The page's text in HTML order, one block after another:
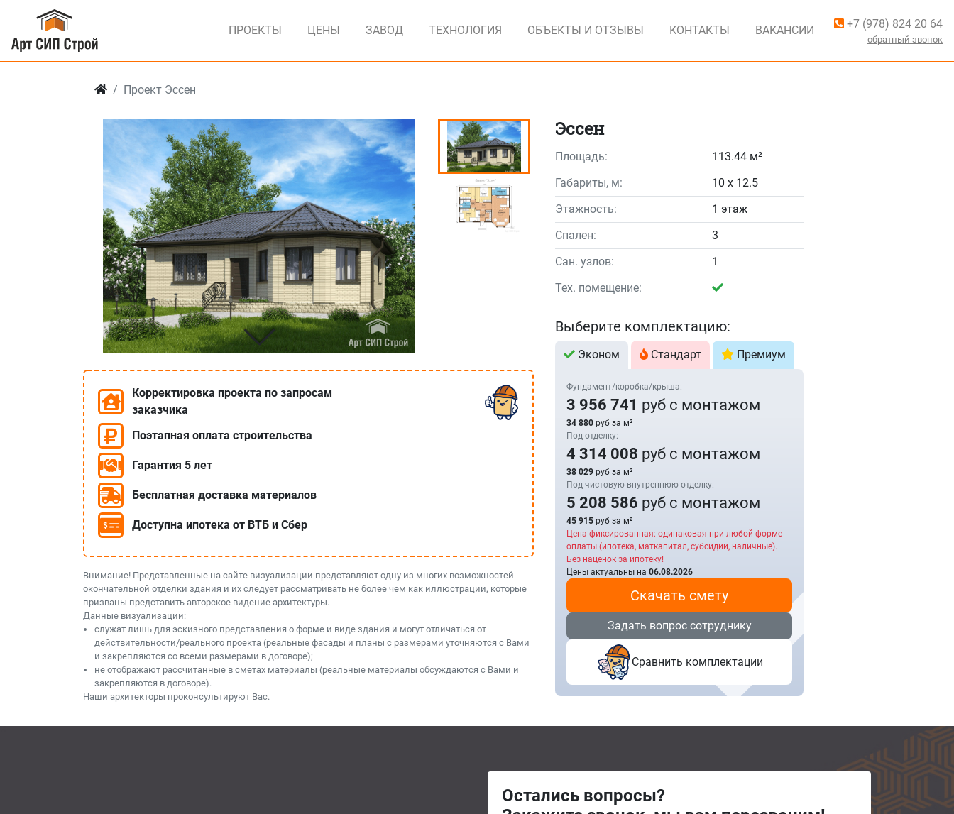
ПРОЕКТЫ ЦЕНЫ ЗАВОД ТЕХНОЛОГИЯ ОБЪЕКТЫ И ОТЗЫВЫ КОНТАКТЫ ВАКАНСИИ +7 (978) 824 20 64
обратный звонок
Проект Эссен
Корректировка проекта по запросам
заказчика
Поэтапная оплата строительства
Гарантия 5 лет
Бесплатная доставка материалов
Доступна ипотека от ВТБ и Сбер
Внимание! Представленные на сайте визуализации представляют одну из многих возможностей
окончательной отделки здания и их следует рассматривать не более чем как иллюстрации, которые
призваны представить авторское видение архитектуры.
Данные визуализации:
служат лишь для эскизного представления о форме и виде здания и могут отличаться от
действительности/реального проекта (реальные фасады и планы с размерами уточняются с Вами
и закрепляются со всеми размерами в договоре);
не отображают рассчитанные в сметах материалы (реальные материалы обсуждаются с Вами и
закрепляются в договоре).
Наши архитекторы проконсультируют Вас.
Эссен
Площадь:
113.44 м²
Габариты, м:
10 x 12.5
Этажность:
1 этаж
Спален:
3
Сан. узлов:
1
Тех. помещение:
Выберите комплектацию:
Эконом Стандарт Премиум
Фундамент/коробка/крыша:
3 956 741 руб с монтажом
34 880 руб за м²
Под отделку:
4 314 008 руб с монтажом
38 029 руб за м²
Под чистовую внутреннюю отделку:
5 208 586 руб с монтажом
45 915 руб за м²
Цена фиксированная: одинаковая при любой форме
оплаты (ипотека, маткапитал, субсидии, наличные).
Без наценок за ипотеку!
Цены актуальны на 06.08.2026
Скачать смету
Задать вопрос сотруднику
Сравнить комплектации
Остались вопросы?